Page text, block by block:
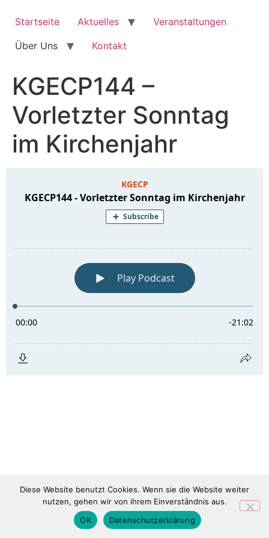
InhaltStartseite Aktuelles
Veranstaltungen
Über Uns
Kontakt
KGECP144 –
Vorletzter Sonntag
im Kirchenjahr
Diese Website benutzt Cookies. Wenn sie die Website weiter
nutzen, gehen wir von ihrem Einverständnis aus.
OK
Datenschutzerklärung